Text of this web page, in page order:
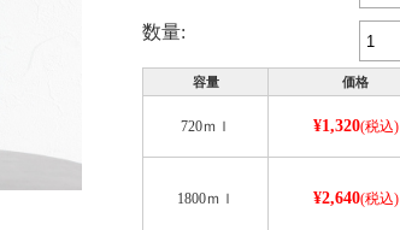
数量:
容量 価格
720ｍｌ ¥1,320(税込)
1800ｍｌ ¥2,640(税込)